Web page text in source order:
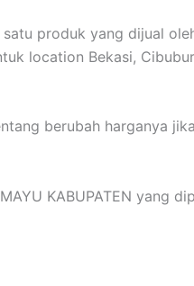
satu produk yang dijual
location Bekasi,
berubah harganya
KABUPATEN yang